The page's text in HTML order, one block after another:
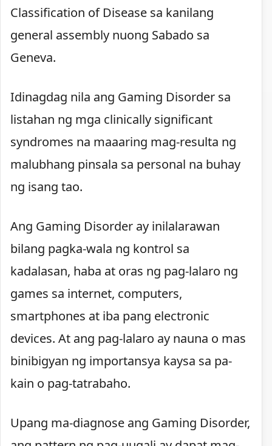
Classification of Disease sa kanilang
general assembly nuong Sabado sa
Geneva.
Idinagdag nila ang Gaming Disorder sa
listahan ng mga clinically significant
syndromes na maaaring mag-resulta ng
malubhang pinsala sa personal na buhay
ng isang tao.
Ang Gaming Disorder ay inilalarawan
bilang pagka-wala ng kontrol sa
kadalasan, haba at oras ng pag-lalaro ng
games sa internet, computers,
smartphones at iba pang electronic
devices. At ang pag-lalaro ay nauna o mas
binibigyan ng importansya kaysa sa pa-
kain o pag-tatrabaho.
Upang ma-diagnose ang Gaming Disorder,